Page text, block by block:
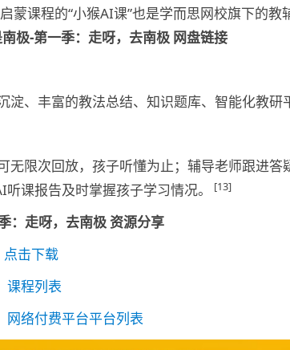
蒙课程的“小猴AI课”也是学而思网校旗下的
极-第一季：走呀，去南极 网盘链接
淀、丰富的教法总结、知识题库、智能化教研
无限次回放，孩子听懂为止；辅导老师跟进
课报告及时掌握孩子学习情况。
[13]
：走呀，去南极 资源分享
点击下载
课程列表
网络付费平台平台列表